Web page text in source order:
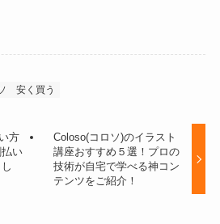
安く買う
方
い
Coloso(コロソ)のイラスト
講座おすすめ５選！プロの
技術が自宅で学べる神コン
テンツをご紹介！